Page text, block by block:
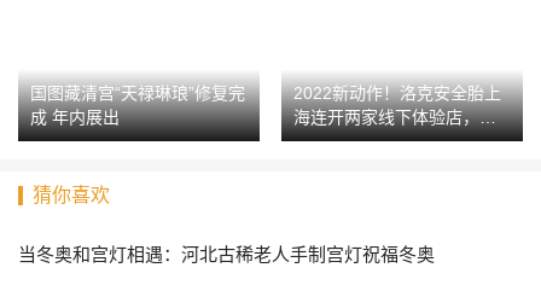
国图藏清宫“天禄琳琅”修复完
成 年内展出
2022新动作！洛克安全胎上
海连开两家线下体验店，砥
砺奋进续新篇
猜你喜欢
当冬奥和宫灯相遇：河北古稀老人手制宫灯祝福冬奥